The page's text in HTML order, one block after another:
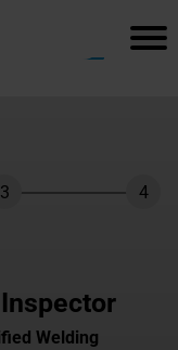
Schritt
3 4
Welding